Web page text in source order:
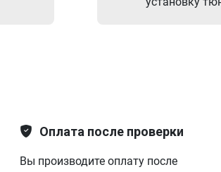
Оплата после проверки
Вы производите оплату после